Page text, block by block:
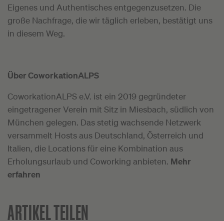
Eigenes und Authentisches entgegenzusetzen. Die
große Nachfrage, die wir täglich erleben, bestätigt uns
in diesem Weg.
Über CoworkationALPS
CoworkationALPS e.V. ist ein 2019 gegründeter
eingetragener Verein mit Sitz in Miesbach, südlich von
München gelegen. Das stetig wachsende Netzwerk
versammelt Hosts aus Deutschland, Österreich und
Italien, die Locations für eine Kombination aus
Erholungsurlaub und Coworking anbieten. Mehr
erfahren
ARTIKEL TEILEN